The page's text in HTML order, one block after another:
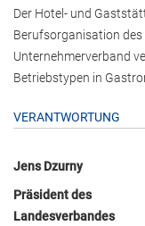
Der Hotel- und
Berufsorganisation des
Unternehmerverband
Betriebstypen in
VERANTWORTUNG
Jens Dzurny
Präsident des
Landesverbandes